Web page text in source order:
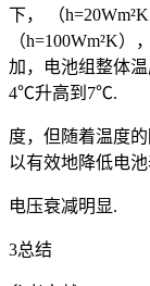
下， （
（h=100Wm²K
加，电池组整体
4℃升高到7℃.
度，但随着温度
以有效地降低电
电压衰减明显.
3总结